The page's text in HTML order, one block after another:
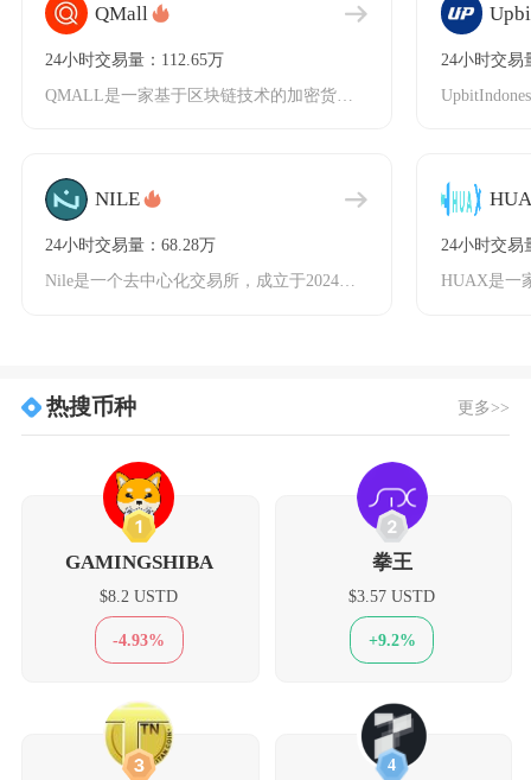
QMall
24小时交易量：112.65万
NILE
24小时交易量：68.28万
Nile是一个去中心化交易所，成立于2024年，专注于提供集中流动性解决方案。作为Arbi
24小时交易
24小时交易
热搜币种 更多>>
1
GAMINGSHIBA
$8.2 USTD
-4.93%
2
拳王
$3.57 USTD
+9.2%
3 4